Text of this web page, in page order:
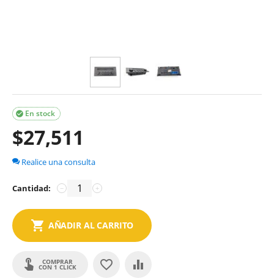
En stock

$27,511
Realice una consulta
Cantidad: +
−
AÑADIR AL CARRITO
COMPRAR
CON 1 CLICK